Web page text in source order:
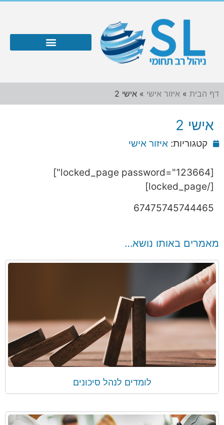
דף הבית » איזור אישי » אישי 2
אישי 2
קטגוריות: איזור אישי
[locked_page password="123664"]
[/locked_page]
67475745744465
מאמרים באותו נושא…
לומדים לנהל סיכונים